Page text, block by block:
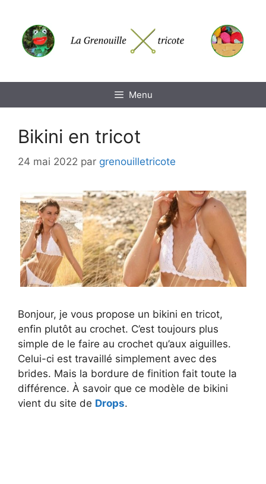
contenu
Menu
Bikini en tricot
24 mai 2022 par grenouilletricote
Bonjour, je vous propose un bikini en tricot,
enfin plutôt au crochet. C’est toujours plus
simple de le faire au crochet qu’aux aiguilles.
Celui-ci est travaillé simplement avec des
brides. Mais la bordure de finition fait toute la
différence. À savoir que ce modèle de bikini
vient du site de Drops.